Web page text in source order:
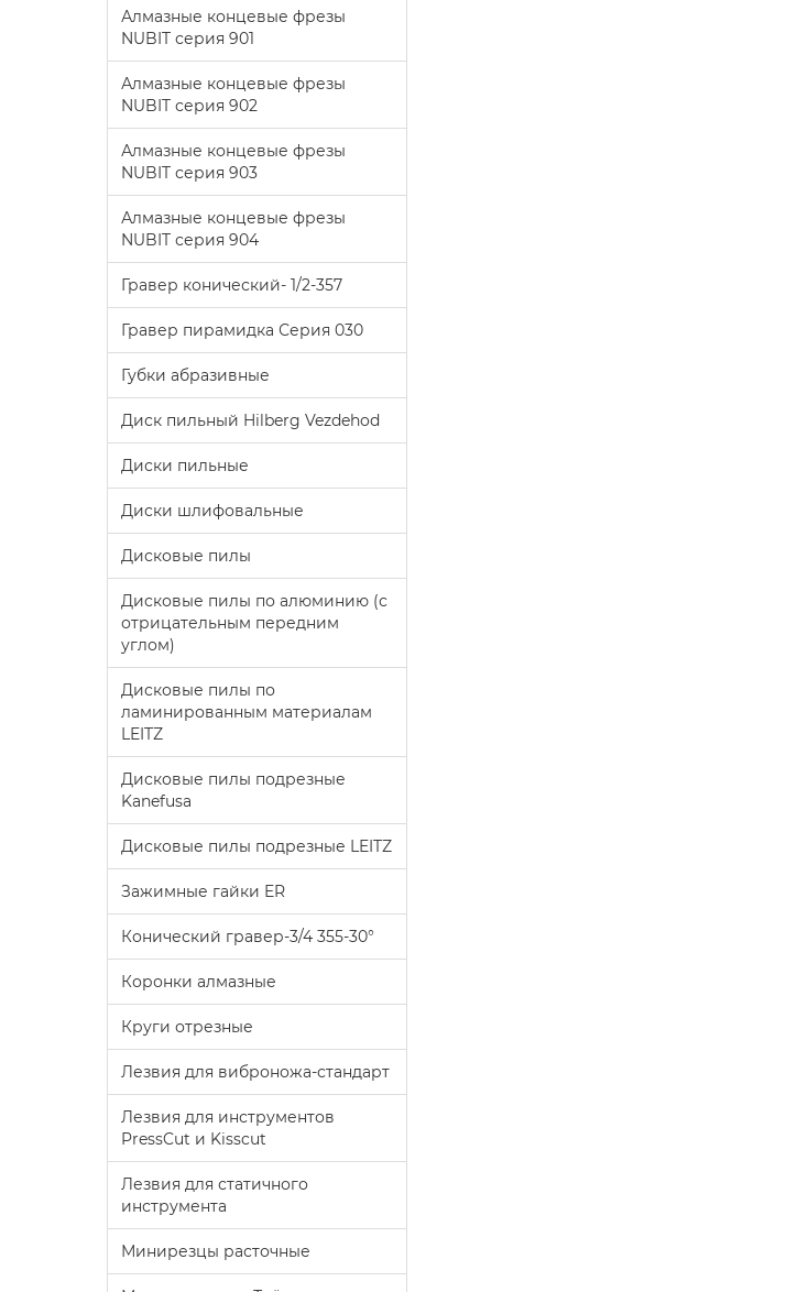
Алмазные концевые фрезы
NUBIT серия 901
Алмазные концевые фрезы
NUBIT серия 902
Алмазные концевые фрезы
NUBIT серия 903
Алмазные концевые фрезы
NUBIT серия 904
Гравер конический- 1/2-357
Гравер пирамидка Серия 030
Губки абразивные
Диск пильный Hilberg Vezdehod
Диски пильные
Диски шлифовальные
Дисковые пилы
Дисковые пилы по алюминию (с
отрицательным передним
углом)
Дисковые пилы по
ламинированным материалам
LEITZ
Дисковые пилы подрезные
Kanefusa
Дисковые пилы подрезные LEITZ
Зажимные гайки ER
Конический гравер-3/4 355-30°
Коронки алмазные
Круги отрезные
Лезвия для виброножа-стандарт
Лезвия для инструментов
PressCut и Kisscut
Лезвия для статичного
инструмента
Минирезцы расточные